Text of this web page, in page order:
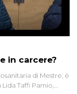
in carcere?
di Mestre, è
Taffi Pamio,